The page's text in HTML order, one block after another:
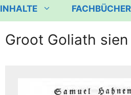
INHALTE FACHBÜCHER
Groot Goliath